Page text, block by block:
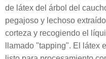
de látex del árbol del
pegajoso y lechoso
corteza y recogiendo el
llamado "tapping". El látex